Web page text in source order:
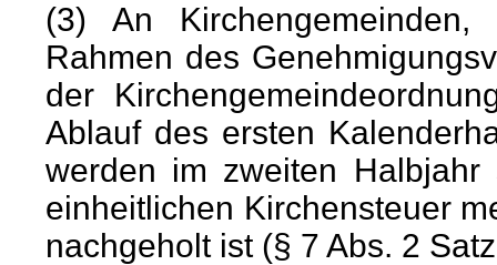
(3) An
Rahmen des
der
Ablauf des ersten
werden im zweiten
einheitlichen Kirchensteuer
nachgeholt ist (§ 7 Abs. 2